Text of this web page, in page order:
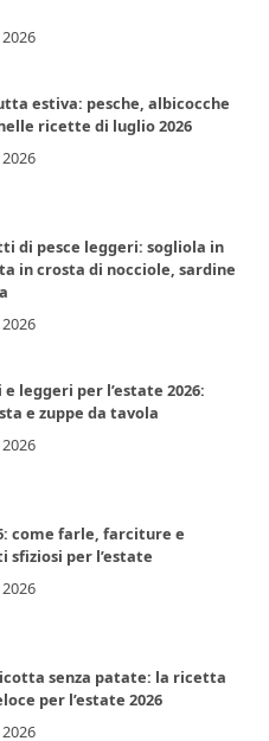
estiva: pesche, albicocche
ricette di luglio 2026
di pesce leggeri: sogliola in
in crosta di nocciole, sardine
leggeri per l’estate 2026:
e zuppe da tavola
come farle, farciture e
sfiziosi per l’estate
senza patate: la ricetta
per l’estate 2026